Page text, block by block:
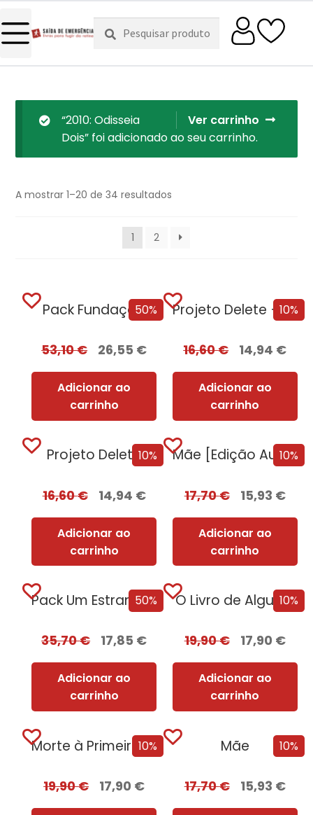
Pesquisar
por:
Pesquisa
Ver carrinho
“2010: Odisseia
Dois” foi adicionado ao seu carrinho.
A mostrar 1–20 de 34 resultados
1 2
50%
Pack Fundação
53,10€ 26,55 €
Adicionar ao
carrinho
10%
Projeto Delete + Oferta Nemesis
16,60€ 14,94 €
Adicionar ao
carrinho
10%
Projeto Delete
16,60€ 14,94 €
Adicionar ao
carrinho
10%
Mãe [Edição Autografada]
17,70€ 15,93 €
Adicionar ao
carrinho
50%
Pack Um Estranho Numa Terra Estranha
35,70€ 17,85 €
Adicionar ao
carrinho
10%
O Livro de Algures
19,90€ 17,90 €
Adicionar ao
carrinho
10%
Morte à Primeira Vista
19,90€ 17,90 €
10%
Mãe
17,70€ 15,93 €